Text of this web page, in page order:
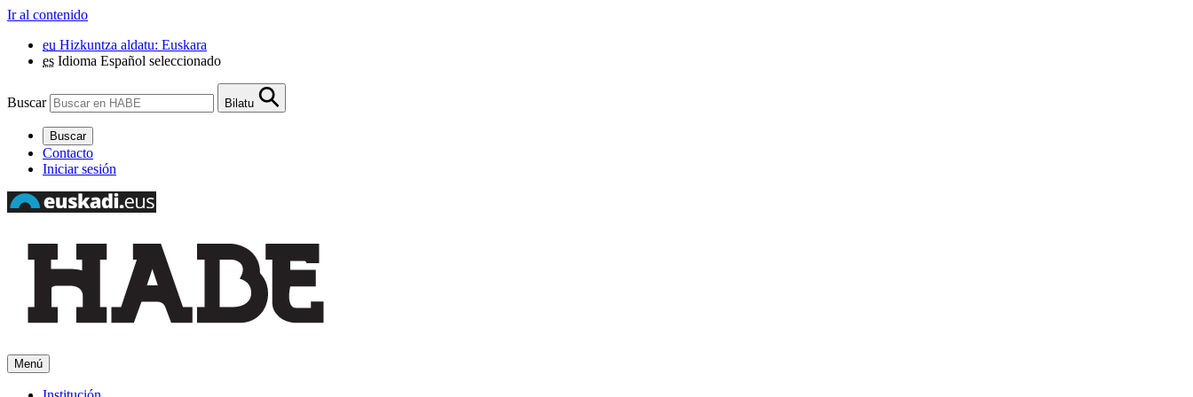
Ir al contenido
eu Hizkuntza aldatu: Euskara
es Idioma Español seleccionado
Buscar Bilatu
Buscar
Contacto
Iniciar sesión
Menú